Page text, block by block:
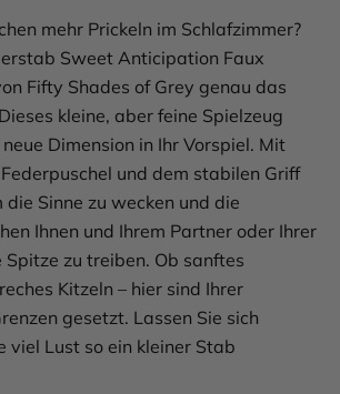
mehr Prickeln im Schlafzimmer?
Sweet Anticipation Faux
Fifty Shades of Grey genau das
kleine, aber feine Spielzeug
Dimension in Ihr Vorspiel. Mit
und dem stabilen Griff
Sinne zu wecken und die
Ihnen und Ihrem Partner oder Ihrer
zu treiben. Ob sanftes
Kitzeln – hier sind Ihrer
gesetzt. Lassen Sie sich
viel Lust so ein kleiner Stab